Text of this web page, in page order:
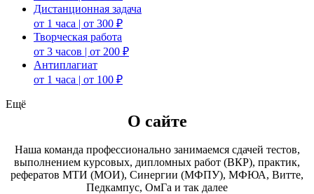
Дистанционная задача
от 1 часа | от 300 ₽
Творческая работа
от 3 часов | от 200 ₽
Антиплагиат
от 1 часа | от 100 ₽
Ещё
О сайте
Наша команда профессионально занимаемся сдачей тестов,
выполнением курсовых, дипломных работ (ВКР), практик,
рефератов МТИ (МОИ), Синергии (МФПУ), МФЮА, Витте,
Педкампус, ОмГа и так далее